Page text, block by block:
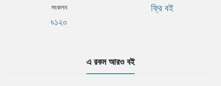
সংকলন
৳১২০
ফ্রি বই
এ রকম আরও বই